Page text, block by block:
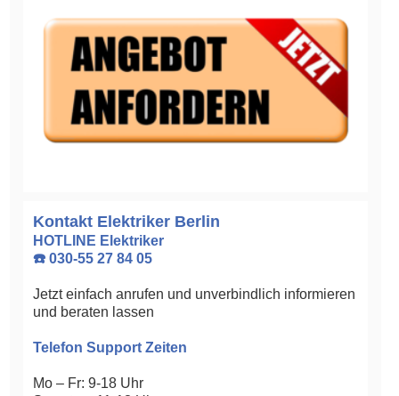
Kontakt Elektriker Berlin
HOTLINE Elektriker
☎️ 030-55 27 84 05
Jetzt einfach anrufen und unverbindlich informieren
und beraten lassen
Telefon Support Zeiten
Mo – Fr: 9-18 Uhr